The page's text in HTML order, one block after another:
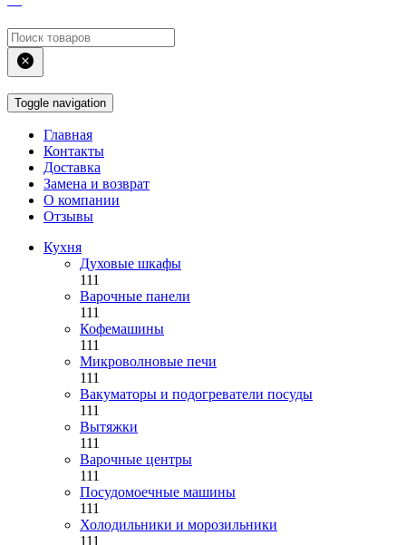
Toggle navigation
Главная
Контакты
Доставка
Замена и возврат
О компании
Отзывы
Кухня
Духовые шкафы
111
Варочные панели
111
Кофемашины
111
Микроволновые печи
111
Вакуматоры и подогреватели посуды
111
Вытяжки
111
Варочные центры
111
Посудомоечные машины
111
Холодильники и морозильники
111